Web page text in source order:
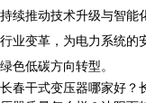
持续推动技术升级与智
行业变革，为电力系统的
绿色低碳方向转型。​
长春干式变压器哪家好？